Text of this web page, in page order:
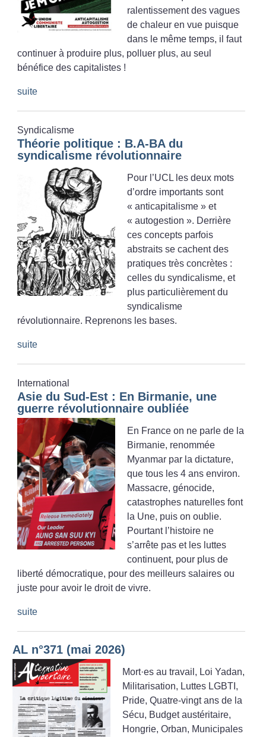
ralentissement des vagues
de chaleur en vue puisque
dans le même temps, il faut
continuer à produire plus, polluer plus, au seul
bénéfice des capitalistes !
suite
Syndicalisme
Théorie politique : B.A-BA du
syndicalisme révolutionnaire
Pour l’UCL les deux mots
d’ordre importants sont
« anticapitalisme » et
« autogestion ». Derrière
ces concepts parfois
abstraits se cachent des
pratiques très concrètes :
celles du syndicalisme, et
plus particulièrement du
syndicalisme
révolutionnaire. Reprenons les bases.
suite
International
Asie du Sud-Est : En Birmanie, une
guerre révolutionnaire oubliée
En France on ne parle de la
Birmanie, renommée
Myanmar par la dictature,
que tous les 4 ans environ.
Massacre, génocide,
catastrophes naturelles font
la Une, puis on oublie.
Pourtant l’histoire ne
s’arrête pas et les luttes
continuent, pour plus de
liberté démocratique, pour des meilleurs salaires ou
juste pour avoir le droit de vivre.
suite
AL n°371 (mai 2026)
Mort·es au travail, Loi Yadan,
Militarisation, Luttes LGBTI,
Pride, Quatre-vingt ans de la
Sécu, Budget austéritaire,
Hongrie, Orban, Municipales